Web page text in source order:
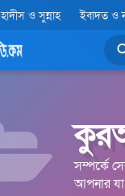
সম্পর্কে
আপনার
হাদীস ও সুন্নাহ ইবাদত ও